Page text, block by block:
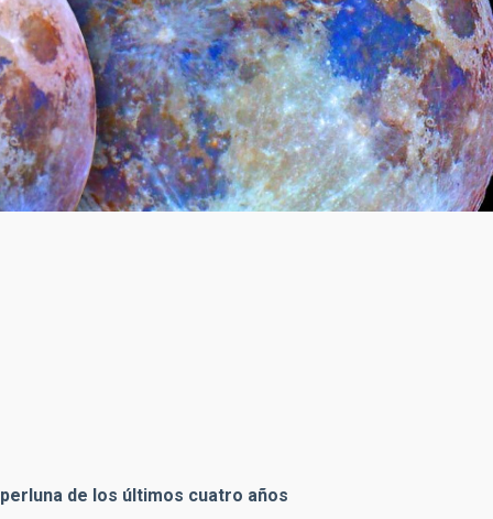
(derecha) y la luna llena del 18 de octubre de 2013
(http://tierrayestrellas.com/).
de los últimos cuatro años